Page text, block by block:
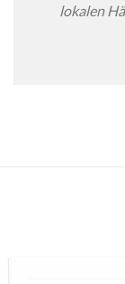
lokalen